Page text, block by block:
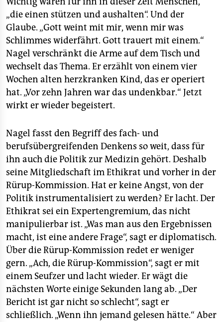
„die einen stützen und aushalten“. Und der
Glaube. „Gott weint mit mir, wenn mir was
Schlimmes widerfährt. Gott trauert mit einem.“
Nagel verschränkt die Arme auf dem Tisch und
wechselt das Thema. Er erzählt von einem vier
Wochen alten herzkranken Kind, das er operiert
hat. „Vor zehn Jahren war das undenkbar.“ Jetzt
wirkt er wieder begeistert.
Nagel fasst den Begriff des fach- und
berufsübergreifenden Denkens so weit, dass für
ihn auch die Politik zur Medizin gehört. Deshalb
seine Mitgliedschaft im Ethikrat und vorher in der
Rürup-Kommission. Hat er keine Angst, von der
Politik instrumentalisiert zu werden? Er lacht. Der
Ethikrat sei ein Expertengremium, das nicht
manipulierbar ist. „Was man aus den Ergebnissen
macht, ist eine andere Frage“, sagt er diplomatisch.
Über die Rürup-Kommission redet er weniger
gern. „Ach, die Rürup-Kommission“, sagt er mit
einem Seufzer und lacht wieder. Er wägt die
nächsten Worte einige Sekunden lang ab. „Der
Bericht ist gar nicht so schlecht“, sagt er
schließlich. „Wenn ihn jemand gelesen hätte.“ Aber